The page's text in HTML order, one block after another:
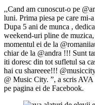
,,Cand am cunoscut-o pe
luni. Prima piesa pe care mi-
Dupa 5 ani de munca ,
weekend-uri pline de
momentul ei de la
chiar de la @andra !!! Sunt
iti doresc din tot sufletul sa
hai cu shareeee!!!
@ Music City. ”, a scris AVA
pe pagina ei de Facebook.